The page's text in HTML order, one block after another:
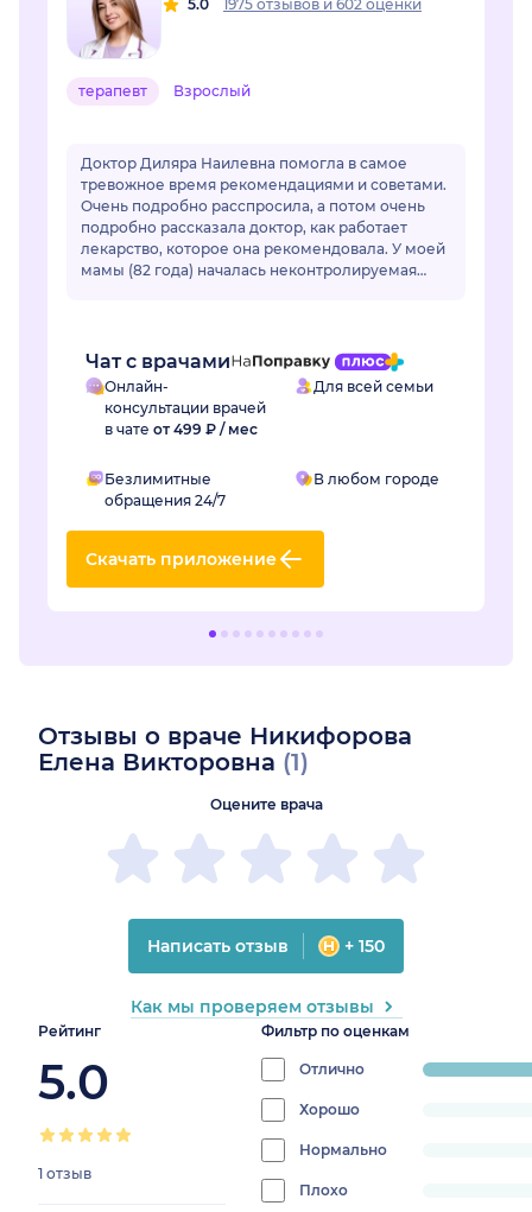
5.0 1975 отзывов и 602 оценки
терапевт Взрослый
Доктор Диляра Наилевна помогла в самое
тревожное время рекомендациями и советами.
Очень подробно расспросила, а потом очень
подробно рассказала доктор, как работает
лекарство, которое она рекомендовала. У моей
мамы (82 года) началась неконтролируемая
Чат с врачами
Онлайн-
консультации врачей
в чате от 499 ₽ / мес
Для всей семьи
Безлимитные
обращения 24/7
В любом городе
Скачать приложение
Отзывы о враче Никифорова
Елена Викторовна (1)
Рейтинг
5.0
1 отзыв
Фильтр по оценкам
Отлично
progress:
Хорошо
0%
Нормально
0%
Плохо
Оцените врача
Написать отзыв + 150
Как мы проверяем отзывы